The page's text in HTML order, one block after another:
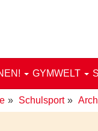
GYMWELT
Schulsport